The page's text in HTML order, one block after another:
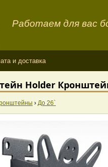
Работаем для вас
и доставка
Holder
› До 26`